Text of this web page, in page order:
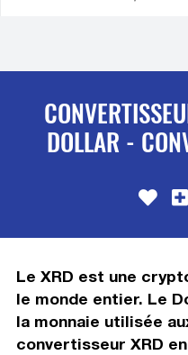
DOLLAR -
Le XRD est une
le monde entier. Le
la monnaie utilisée
convertisseur XRD